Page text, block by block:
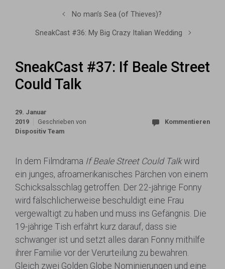
No man’s Sea (of Thieves)?
SneakCast #36: My Big Crazy Italian Wedding
SneakCast #37: If Beale Street
Could Talk
29. Januar
2019
Geschrieben von
Dispositiv Team
Kommentieren
In dem Filmdrama If Beale Street Could Talkwird
ein junges, afroamerikanisches Pärchen von einem
Schicksalsschlag getroffen. Der 22-jährige Fonny
wird fälschlicherweise beschuldigt eine Frau
vergewaltigt zu haben und muss ins Gefängnis. Die
19-jährige Tish erfährt kurz darauf, dass sie
schwanger ist und setzt alles daran Fonny mithilfe
ihrer Familie vor der Verurteilung zu bewahren.
Gleich zwei Golden Globe Nominierungen und eine